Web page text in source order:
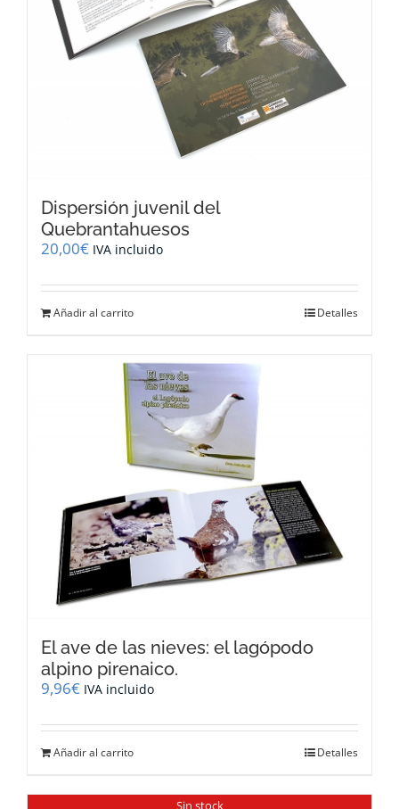
Dispersión juvenil del
Quebrantahuesos
20,00€ IVA incluido
Añadir al carrito Detalles
El ave de las nieves: el lagópodo
alpino pirenaico.
9,96€ IVA incluido
Añadir al carrito Detalles
Sin stock